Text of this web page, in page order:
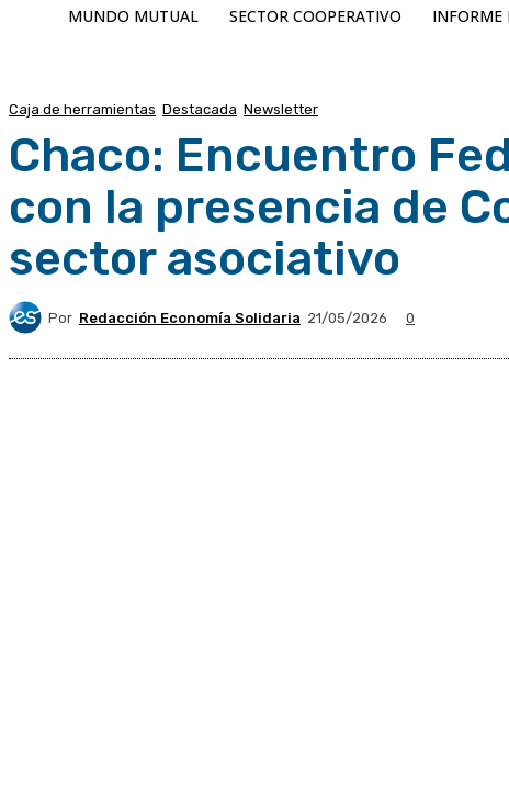
MUNDO MUTUAL SECTOR COOPERATIVO INFORME
Caja de herramientas Destacada Newsletter
Chaco: Encuentro
con la presencia de
sector asociativo
Por Redacción Economía Solidaria 21/05/2026 0